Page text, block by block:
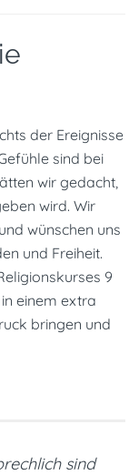
der Ereignisse
sind bei
wir gedacht,
wird. Wir
wünschen uns
und Freiheit.
9
einem extra
bringen und
sind